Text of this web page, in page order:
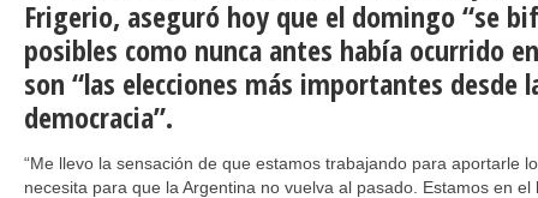
Frigerio, aseguró hoy que el domingo “se
posibles como nunca antes había ocurrido
son “las elecciones más importantes desde
democracia”.
“Me llevo la sensación de que estamos trabajando para aportarle
necesita para que la Argentina no vuelva al pasado. Estamos en